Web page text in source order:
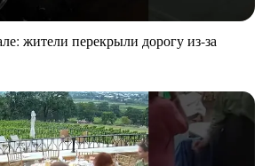
жители перекрыли дорогу из-за